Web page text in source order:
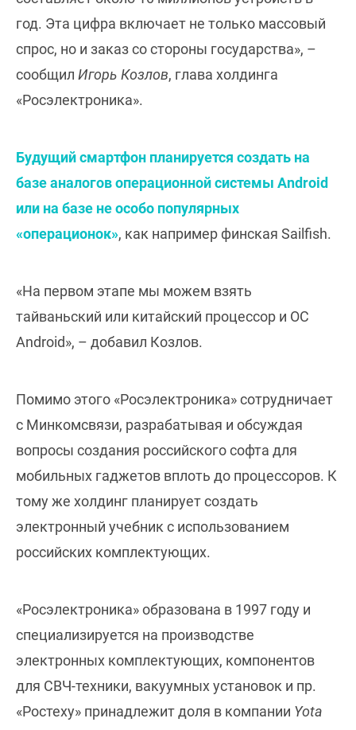
год. Эта цифра включает не только массовый
спрос, но и заказ со стороны государства», –
сообщил Игорь Козлов, глава холдинга
«Росэлектроника».
Будущий смартфон планируется создать на
базе аналогов операционной системы Android
или на базе не особо популярных
«операционок», как например финская Sailfish.
«На первом этапе мы можем взять
тайваньский или китайский процессор и ОС
Android», – добавил Козлов.
Помимо этого «Росэлектроника» сотрудничает
с Минкомсвязи, разрабатывая и обсуждая
вопросы создания российского софта для
мобильных гаджетов вплоть до процессоров. К
тому же холдинг планирует создать
электронный учебник с использованием
российских комплектующих.
«Росэлектроника» образована в 1997 году и
специализируется на производстве
электронных комплектующих, компонентов
для СВЧ-техники, вакуумных установок и пр.
«Ростеху» принадлежит доля в компании Yota